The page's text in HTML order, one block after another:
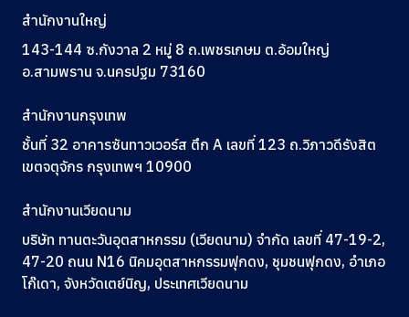
สำนักงานใหญ่
143-144 ซ.กังวาล 2 หมู่ 8 ถ.เพชรเกษม ต.อ้อมใหญ่
อ.สามพราน จ.นครปฐม 73160
สำนักงานกรุงเทพ
ชั้นที่ 32 อาคารซันทาวเวอร์ส ตึก A เลขที่ 123 ถ.วิภาวดีรังสิต
เขตจตุจักร กรุงเทพฯ 10900
สำนักงานเวียดนาม
บริษัท ทานตะวันอุตสาหกรรม (เวียดนาม) จำกัด เลขที่ 47-19-2,
47-20 ถนน N16 นิคมอุตสาหกรรมฟุกดง, ชุมชนฟุกดง, อำเภอ
โก๊เดา, จังหวัดเตย์นิญ, ประเทศเวียดนาม